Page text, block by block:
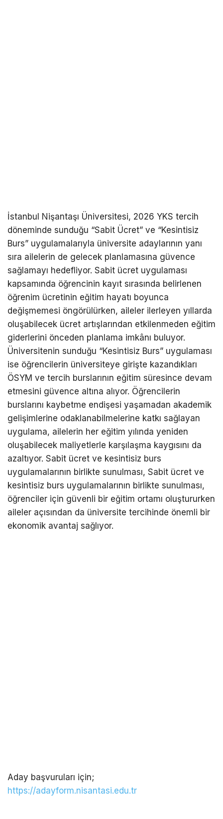
İstanbul Nişantaşı Üniversitesi, 2026 YKS tercih
döneminde sunduğu “Sabit Ücret” ve “Kesintisiz
Burs” uygulamalarıyla üniversite adaylarının yanı
sıra ailelerin de gelecek planlamasına güvence
sağlamayı hedefliyor. Sabit ücret uygulaması
kapsamında öğrencinin kayıt sırasında belirlenen
öğrenim ücretinin eğitim hayatı boyunca
değişmemesi öngörülürken, aileler ilerleyen yıllarda
oluşabilecek ücret artışlarından etkilenmeden eğitim
giderlerini önceden planlama imkânı buluyor.
Üniversitenin sunduğu “Kesintisiz Burs” uygulaması
ise öğrencilerin üniversiteye girişte kazandıkları
ÖSYM ve tercih burslarının eğitim süresince devam
etmesini güvence altına alıyor. Öğrencilerin
burslarını kaybetme endişesi yaşamadan akademik
gelişimlerine odaklanabilmelerine katkı sağlayan
uygulama, ailelerin her eğitim yılında yeniden
oluşabilecek maliyetlerle karşılaşma kaygısını da
azaltıyor. Sabit ücret ve kesintisiz burs
uygulamalarının birlikte sunulması, Sabit ücret ve
kesintisiz burs uygulamalarının birlikte sunulması,
öğrenciler için güvenli bir eğitim ortamı oluştururken
aileler açısından da üniversite tercihinde önemli bir
ekonomik avantaj sağlıyor.
Aday başvuruları için;
https://adayform.nisantasi.edu.tr